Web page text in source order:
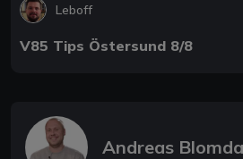
Leboff
V85 Tips Östersund 8/8
Andreas